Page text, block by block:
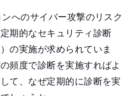
へのサイバー攻撃のリスク
期的なセキュリティ診断
の実施が求められていま
頻度で診断を実施すればよ
て、なぜ定期的に診断を実